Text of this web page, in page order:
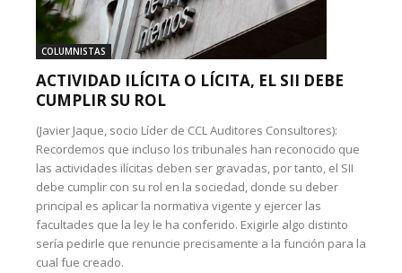
COLUMNISTAS
ACTIVIDAD ILÍCITA O LÍCITA, EL SII DEBE
CUMPLIR SU ROL
(Javier Jaque, socio Líder de CCL Auditores Consultores):
Recordemos que incluso los tribunales han reconocido que
las actividades ilícitas deben ser gravadas, por tanto, el SII
debe cumplir con su rol en la sociedad, donde su deber
principal es aplicar la normativa vigente y ejercer las
facultades que la ley le ha conferido. Exigirle algo distinto
sería pedirle que renuncie precisamente a la función para la
cual fue creado.